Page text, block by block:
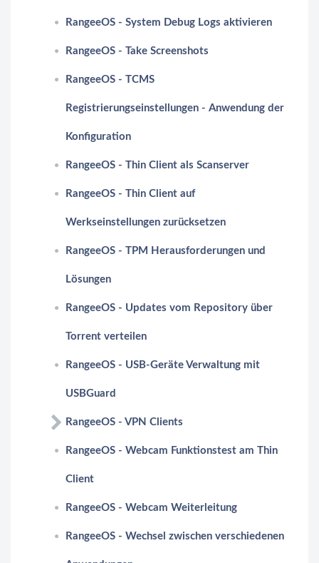
RangeeOS - System Debug Logs aktivieren
RangeeOS - Take Screenshots
RangeeOS - TCMS
Registrierungseinstellungen - Anwendung der
Konfiguration
RangeeOS - Thin Client als Scanserver
RangeeOS - Thin Client auf
Werkseinstellungen zurücksetzen
RangeeOS - TPM Herausforderungen und
Lösungen
RangeeOS - Updates vom Repository über
Torrent verteilen
RangeeOS - USB-Geräte Verwaltung mit
USBGuard
RangeeOS - VPN Clients
RangeeOS - Webcam Funktionstest am Thin
Client
RangeeOS - Webcam Weiterleitung
RangeeOS - Wechsel zwischen verschiedenen